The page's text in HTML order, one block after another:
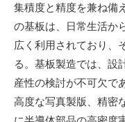
集積度と精度を兼ね備
の基板は、日常生活か
広く利用されており、
る。基板製造では、設
産性の検討が不可欠で
高度な写真製版、精密